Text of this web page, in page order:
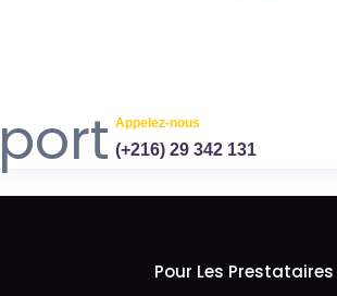
Appelez-nous
(+216) 29 342 131
Pour Les Prestataires